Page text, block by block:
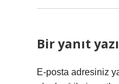
Bir yanıt
E-posta adresiniz